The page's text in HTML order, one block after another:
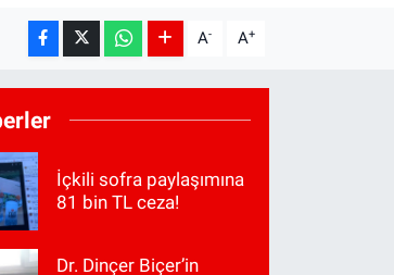
A- A+
İçkili sofra paylaşımına
81 bin TL ceza!
Dr. Dinçer Biçer’in